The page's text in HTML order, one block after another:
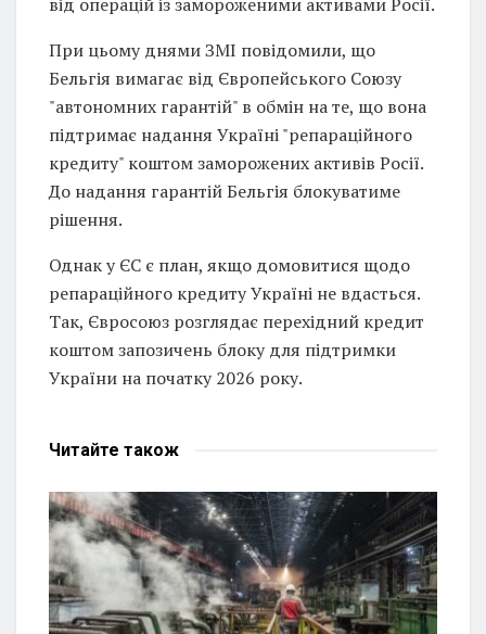
При цьому днями ЗМІ повідомили, що
Бельгія вимагає від Європейського Союзу
"автономних гарантій" в обмін на те, що вона
підтримає надання Україні "репараційного
кредиту" коштом заморожених активів Росії.
До надання гарантій Бельгія блокуватиме
рішення.
Однак у ЄС є план, якщо домовитися щодо
репараційного кредиту Україні не вдасться.
Так, Євросоюз розглядає перехідний кредит
коштом запозичень блоку для підтримки
України на початку 2026 року.
Читайте також